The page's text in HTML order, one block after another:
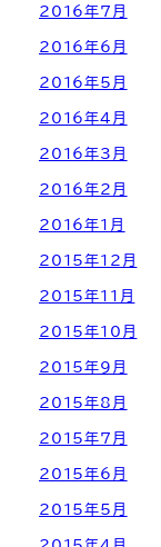
2016年7月
2016年6月
2016年5月
2016年4月
2016年3月
2016年2月
2016年1月
2015年12月
2015年11月
2015年10月
2015年9月
2015年8月
2015年7月
2015年6月
2015年5月